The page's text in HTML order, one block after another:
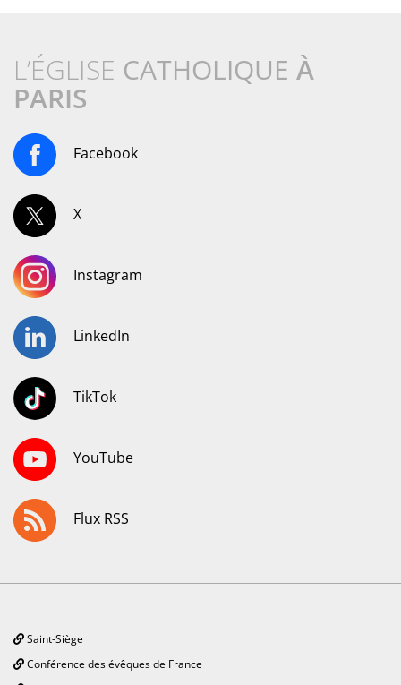
L’ÉGLISE CATHOLIQUE À
PARIS
Facebook
X
Instagram
LinkedIn
TikTok
YouTube
Flux RSS
Saint-Siège
Conférence des évêques de France